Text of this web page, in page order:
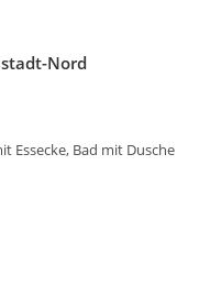
Nord
Essecke, Bad mit Dusche